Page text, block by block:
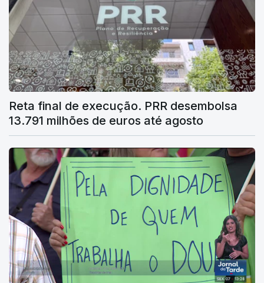
Reta final de execução. PRR desembolsa
13.791 milhões de euros até agosto